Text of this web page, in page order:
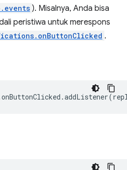
). Misalnya, Anda bisa
peristiwa untuk merespons
.
onButtonClicked .addListener(